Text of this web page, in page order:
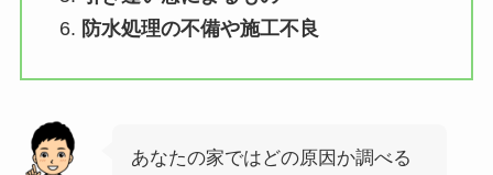
防水処理の不備や施工不良
あなたの家ではどの原因か調べる